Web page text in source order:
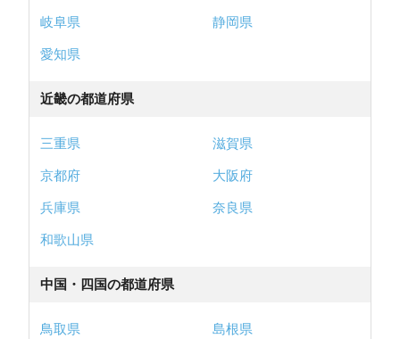
岐阜県
静岡県
愛知県
近畿の都道府県
三重県
滋賀県
京都府
大阪府
兵庫県
奈良県
和歌山県
中国・四国の都道府県
鳥取県
島根県